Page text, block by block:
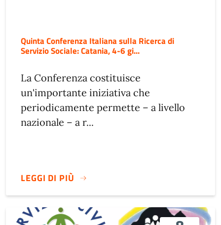
Quinta Conferenza Italiana sulla Ricerca di
Servizio Sociale: Catania, 4-6 gi...
La Conferenza costituisce
un'importante iniziativa che
periodicamente permette – a livello
nazionale – a r...
LEGGI DI PIÙ